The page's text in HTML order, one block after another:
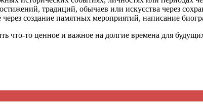
традиций, обычаев или искусства через
через создание памятных мероприятий, написание
что-то ценное и важное на долгие времена для